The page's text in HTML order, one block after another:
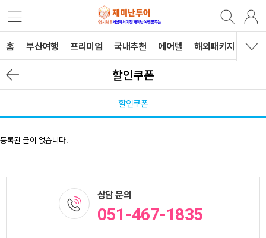
홈 부산여행 프리미엄 국내추천 에어텔 해외패키지 B2B
할인쿠폰
할인쿠폰
등록된 글이 없습니다.
상담 문의
051-467-1835